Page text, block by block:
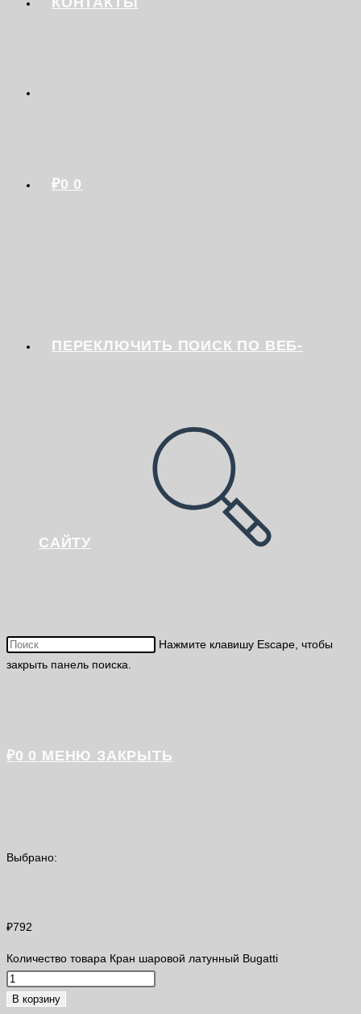
₽0 0
ПЕРЕКЛЮЧИТЬ ПОИСК ПО ВЕБ-
САЙТУ
Нажмите клавишу Escape, чтобы
закрыть панель поиска.
₽0 0 МЕНЮ ЗАКРЫТЬ
Выбрано:
₽792
Количество товара Кран шаровой латунный Bugatti
В корзину